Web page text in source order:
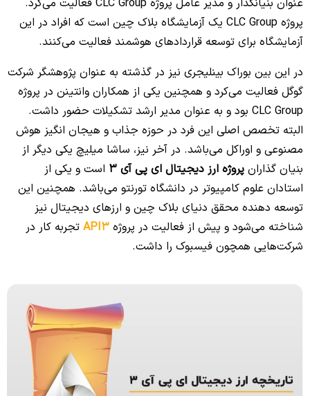
پروژه CLC Group یک آزمایشگاه بلاک چین است که افراد در این
آزمایشگاه برای توسعه قراردادهای هوشمند فعالیت می‌کنند.
در این بین بوراک بینلیجری نیز در گذشته به عنوان پژوهشگر شرکت
گوگل فعالیت می‌کرد و همچنین یکی از همکاران وانتینن در پروژه
CLC Group بود و به عنوان مدیر ارشد تشکیلات حضور داشت.
البته تخصص اصلی این فرد در حوزه جذاب و هیجان انگیز هوش
مصنوعی و اوراکل می‌باشد. در آخر نیز، ساشا میلیچ یکی دیگر از
بنیان گذاران پروژه ارز دیجیتال ای پی آی 3
است و یکی از
استادان علوم کامپیوتر در دانشگاه تورنتو می‌باشد. همچنین این
توسعه دهنده محقق دنیای بلاک چین و ارزهای دیجیتال نیز
شناخته می‌شود و پیش از فعالیت در پروژه API3 تجربه کار در
شرکت‌هایی همچون فیسبوک را داشت.